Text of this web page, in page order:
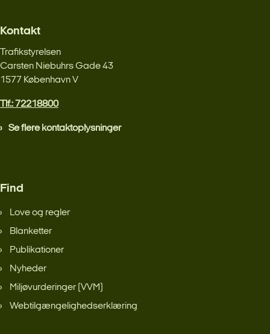
Kontakt
Trafikstyrelsen
Carsten Niebuhrs Gade 43
1577 København V
Tlf.: 72218800
Se flere kontaktoplysninger
Find
Love og regler
Blanketter
Publikationer
Nyheder
Miljøvurderinger (VVM)
Webtilgængelighedserklæring